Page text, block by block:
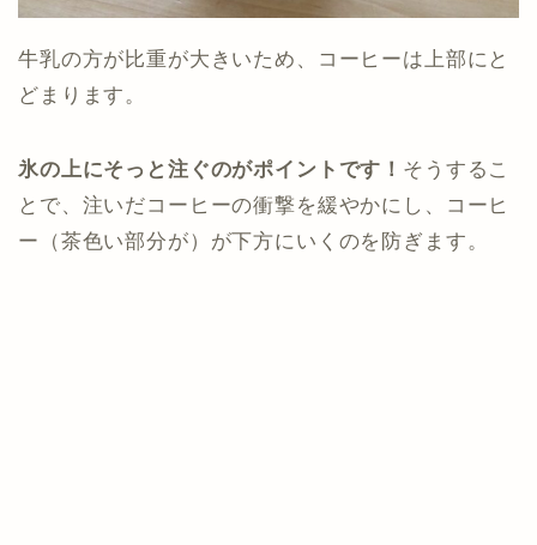
牛乳の方が比重が大きいため、コーヒーは上部にと
どまります。
氷の上にそっと注ぐのがポイントです！ そうするこ
とで、注いだコーヒーの衝撃を緩やかにし、コーヒ
ー（茶色い部分が）が下方にいくのを防ぎます。